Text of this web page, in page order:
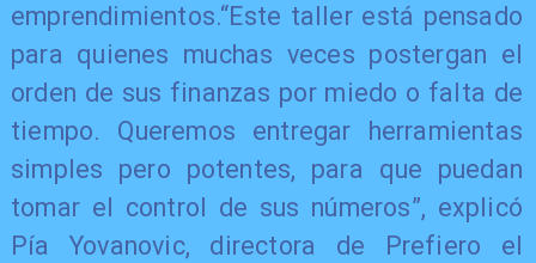
emprendimientos.“Este taller está pensado
para quienes muchas veces postergan el
orden de sus finanzas por miedo o falta de
tiempo. Queremos entregar herramientas
simples pero potentes, para que puedan
tomar el control de sus números”, explicó
Pía Yovanovic, directora de Prefiero el